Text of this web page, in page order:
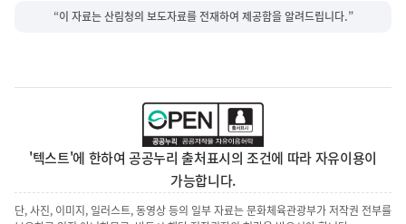
“이 자료는 산림청의 보도자료를 전재하여 제공함을 알려드립니다.”
'텍스트'에 한하여 공공누리 출처표시의 조건에 따라 자유이용이
가능합니다.
단, 사진, 이미지, 일러스트, 동영상 등의 일부 자료는 문화체육관광부가 저작권 전부를